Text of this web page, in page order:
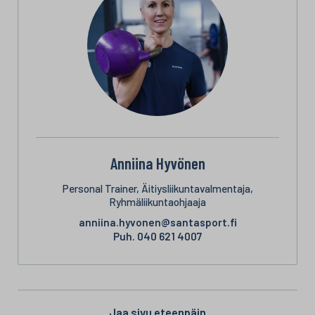
Anniina Hyvönen
Personal Trainer, Äitiysliikuntavalmentaja,
Ryhmäliikuntaohjaaja
anniina.hyvonen@santasport.fi
Puh. 040 621 4007